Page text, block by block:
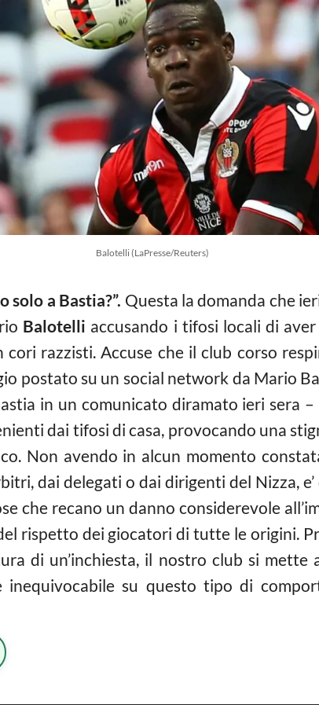
Balotelli (LaPresse/Reuters)
solo a Bastia?”. Questa la domanda che
Balotelli accusando i tifosi locali di
razzisti. Accuse che il club corso
postato su un social network da Mario
in un comunicato diramato ieri sera
dai tifosi di casa, provocando una
Non avendo in alcun momento
dai delegati o dai dirigenti del Nizza,
che recano un danno considerevole
rispetto dei giocatori di tutte le origini.
di un’inchiesta, il nostro club si mette
su questo tipo di